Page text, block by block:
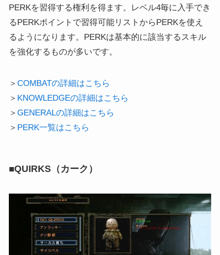
PERKを習得する権利を得ます。レベル4毎に入手でき
るPERKポイントで習得可能リストからPERKを使え
るようになります。PERKは基本的に該当するスキル
を強化するものが多いです。
＞ COMBATの詳細はこちら
＞ KNOWLEDGEの詳細はこちら
＞ GENERALの詳細はこちら
＞ PERK一覧はこちら
■QUIRKS（カーク）